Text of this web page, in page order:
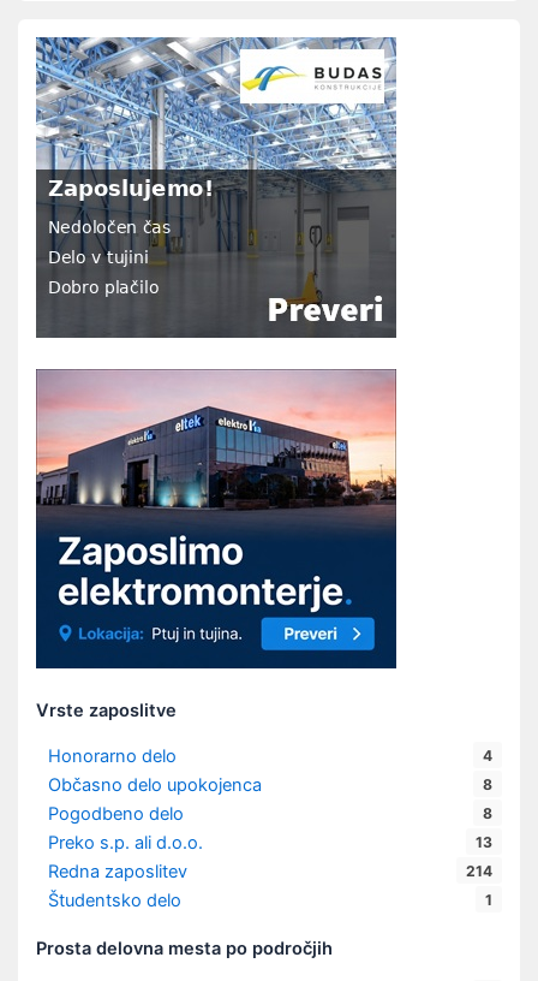
Vrste zaposlitve
Honorarno delo 4
Občasno delo upokojenca 8
Pogodbeno delo 8
Preko s.p. ali d.o.o. 13
Redna zaposlitev 214
Študentsko delo 1
Prosta delovna mesta po področjih